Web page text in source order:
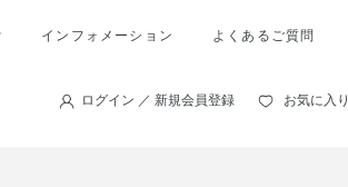
インフォメーション よくあるご質問
ログイン ／ 新規会員登録 お気に入り